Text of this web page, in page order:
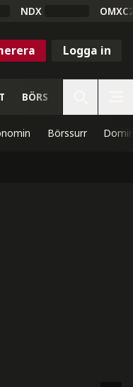
NDX
Logga in
BÖRS
Börssurr